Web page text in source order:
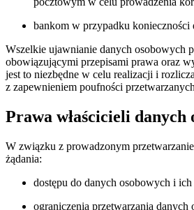
bankom w przypadku konieczności
Wszelkie ujawnianie danych osobowych
obowiązującymi przepisami prawa oraz
jest to niezbędne w celu realizacji i
z zapewnieniem poufności
Prawa właścicieli danych
W związku z prowadzonym
żądania:
dostępu do danych osobowych i
ograniczenia przetwarzania danych